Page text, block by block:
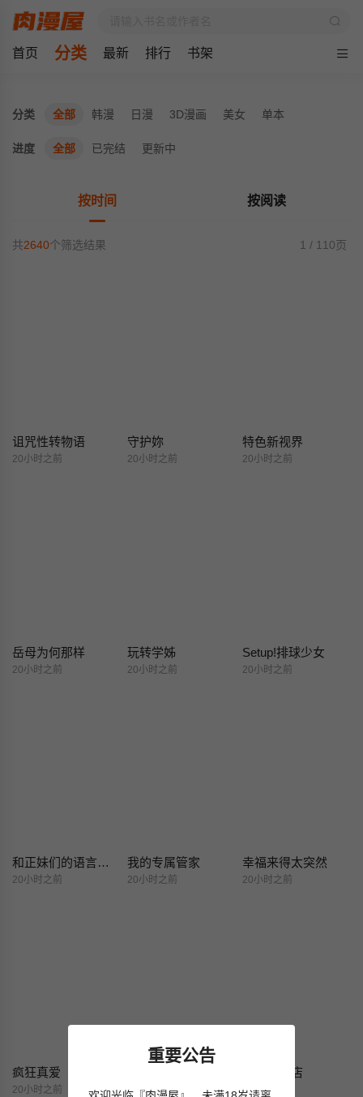
首页 分类 最新 排行 书架
分类 全部 韩漫 日漫 3D漫画 美女 单本
进度 全部 已完结 更新中
按时间 按阅读
1 / 110页
共2640个筛选结果
诅咒性转物语
20小时之前
守护妳
20小时之前
特色新视界
20小时之前
岳母为何那样
20小时之前
玩转学姊
20小时之前
Setup!排球少女
20小时之前
和正妹们的语言交换
20小时之前
我的专属管家
20小时之前
幸福来得太突然
20小时之前
疯狂真爱
20小时之前 21小时之前
魔法刺青店
21小时之前
重要公告